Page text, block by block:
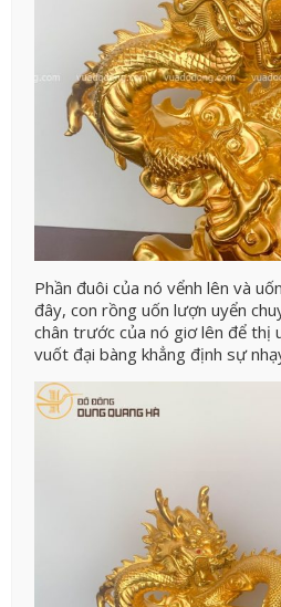
Phần đuôi của nó vểnh lên và
đây, con rồng uốn lượn uyển
chân trước của nó giơ lên để thị
vuốt đại bàng khẳng định sự